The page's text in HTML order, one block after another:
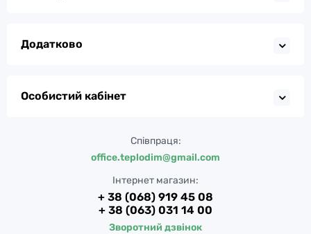
Додатково
Особистий кабінет
Співпраця:
office.teplodim@gmail.com
Інтернет магазин:
+ 38 (068) 919 45 08
+ 38 (063) 031 14 00
Зворотний дзвінок